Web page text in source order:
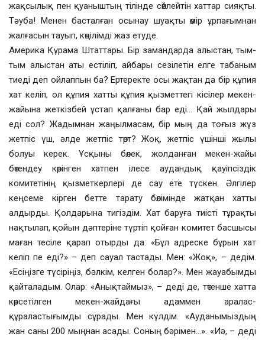
жақсылық пен қуаныштың тілінде сөйлейтін хаттар сияқты.
Тәуба! Менен басталған осынау шуақты өмір ұрпағымнан
жалғасын тауып, көңілімді жаз етуде.
Америка Құрама Штаттары. Бір замандарда алыстан, тым-
тым алыстан аты естіліп, айбары сезілетін елге табаным
тиеді деп ойлаппын ба? Ертеректе осы жақтан да бір құпия
хат келіп, ол құпия хатты құпия қызметтегі кісілер мекен-
жайына жеткізбей ұстап қалғаны бар еді… Қай жылдары
еді сол? Жадымнан жаңылмасам, бір мың да тоғыз жүз
жетпіс үш, әлде жетпіс төрт? Жоқ, жетпіс үшінші жылы
болуы керек. Ұсқыны бөлек, жолданған мекен-жайы
бөтендеу көрінген хатпен ілесе аудандық қауіпсіздік
комитетінің қызметкерлері де сау ете түскен. Әлгілер
кеңсеме кірген бетте тарату бөлімінде жатқан хатты
алдырды. Қолдарына тигіздім. Хат баруға тиісті тұрақты
нақтылап, қойын дәптеріне түртіп қойған комитет басшысы
маған тесіле қарап отырды да: «Бұл адреске бұрын хат
келіп пе еді?» – деп сауал тастады. Мен: «Жоқ», – дедім.
«Есіңізге түсіріңіз, бәлкім, келген болар?». Мен жауабымды
қайталадым. Олар: «Анықтаймыз», – деді де, төтенше хатта
көрсетілген мекен-жайдағы адаммен аралас-
құраластығымды сұрады. Мен күлдім. «Ауданымыздың
жан саны 200 мыңнан асады. Соның бәрімен…». «Иә, – деді